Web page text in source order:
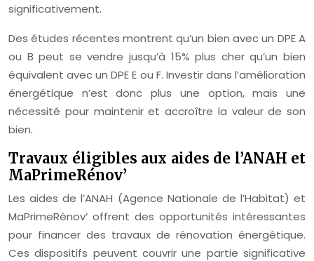
significativement.
Des études récentes montrent qu’un bien avec un DPE A
ou B peut se vendre jusqu’à 15% plus cher qu’un bien
équivalent avec un DPE E ou F. Investir dans l’amélioration
énergétique n’est donc plus une option, mais une
nécessité pour maintenir et accroître la valeur de son
bien.
Travaux éligibles aux aides de l’ANAH et
MaPrimeRénov’
Les aides de l’ANAH (Agence Nationale de l’Habitat) et
MaPrimeRénov’ offrent des opportunités intéressantes
pour financer des travaux de rénovation énergétique.
Ces dispositifs peuvent couvrir une partie significative